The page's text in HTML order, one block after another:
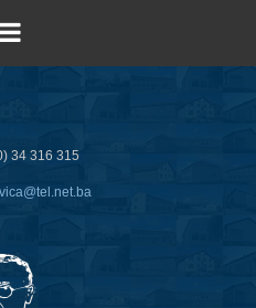
34 316 315